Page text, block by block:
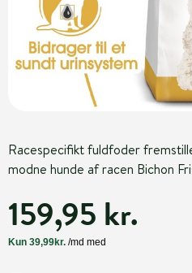
Racespecifikt fuldfoder
modne hunde af racen Bichon
159,95 kr.